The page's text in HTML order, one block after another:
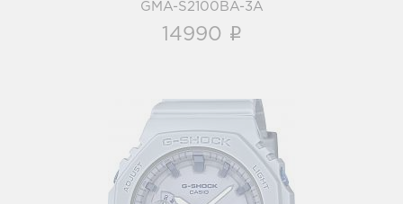
GMA-S2100BA-3A
14990 i